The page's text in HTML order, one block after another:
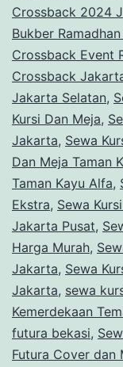
Crossback 2024
Bukber
Crossback Event
Crossback
Jakarta Selatan,
Kursi Dan Meja,
Jakarta, Sewa
Dan Meja Taman
Taman Kayu Alfa,
Ekstra, Sewa
Jakarta Pusat,
Harga Murah,
Jakarta, Sewa
Jakarta, sewa
Kemerdekaan
futura bekasi,
Futura Cover dan